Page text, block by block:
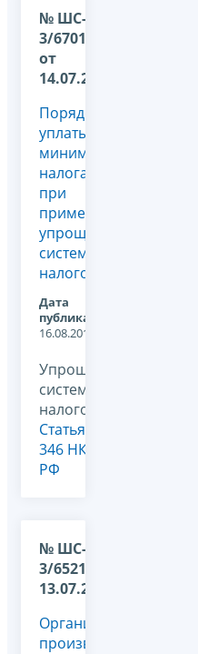
№ ШС-37-
3/6701@
от
14.07.2010
Порядок
уплаты
минимального
налога
при
применении
упрощенной
системе
налогообложения?
Дата
публикации:
16.08.2011
Упрощенная
система
налогообложения,
Статья
346 НК
РФ
№ ШС-37-
3/6521 от
13.07.2010
Организация
производит